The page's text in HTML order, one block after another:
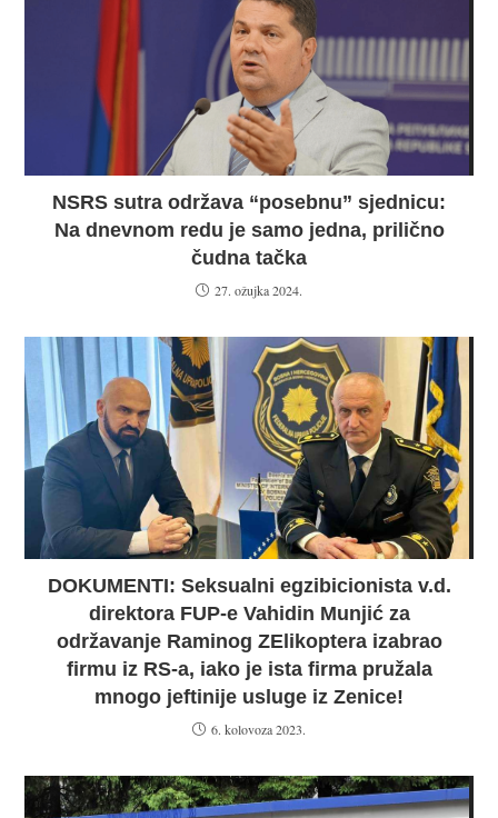
NSRS sutra održava “posebnu” sjednicu:
Na dnevnom redu je samo jedna, prilično
čudna tačka
27. ožujka 2024.
DOKUMENTI: Seksualni egzibicionista v.d.
direktora FUP-e Vahidin Munjić za
održavanje Raminog ZElikoptera izabrao
firmu iz RS-a, iako je ista firma pružala
mnogo jeftinije usluge iz Zenice!
6. kolovoza 2023.